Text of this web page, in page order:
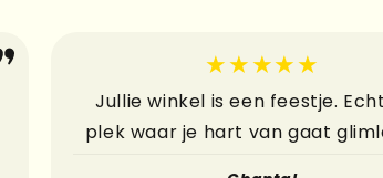
★★★★★
Jullie winkel is een feestje.
plek waar je hart van gaat